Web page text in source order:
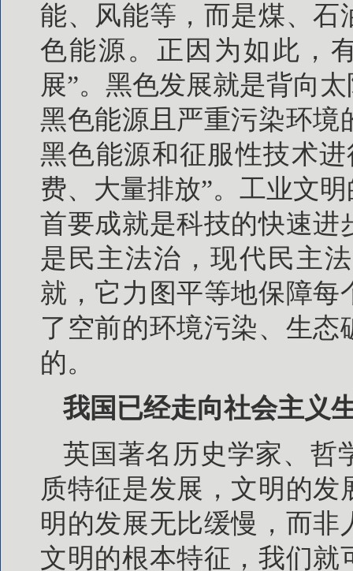
能、风能等，而是煤、石
色能源。正因为如此，
展”。黑色发展就是背向
黑色能源且严重污染环境
黑色能源和征服性技术
费、大量排放”。工业文
首要成就是科技的快速进
是民主法治，现代民主
就，它力图平等地保障
了空前的环境污染、生
的。
我国已经走向社会主义
英国著名历史学家、哲
质特征是发展，文明的
明的发展无比缓慢，而
文明的根本特征，我们